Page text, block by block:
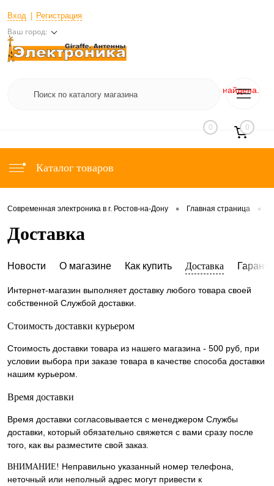
Вход Регистрация
Ваш город:
+7 (800) 505-40-38 Веб-форма не найдена.
0 0
Каталог товаров
Современная электроника в г. Ростов-на-Дону • Главная страница •
Доставка
Новости О магазине Как купить Доставка
Интернет-магазин выполняет доставку любого товара своей
собственной Службой доставки.
Стоимость доставки курьером
Стоимость доставки товара из нашего магазина - 500 руб, при
условии выбора при заказе товара в качестве способа доставки
нашим курьером.
Время доставки
Время доставки согласовывается с менеджером Службы
доставки, который обязательно свяжется с вами сразу после
того, как вы разместите свой заказ.
ВНИМАНИЕ! Неправильно указанный номер телефона,
неточный или неполный адрес могут привести к